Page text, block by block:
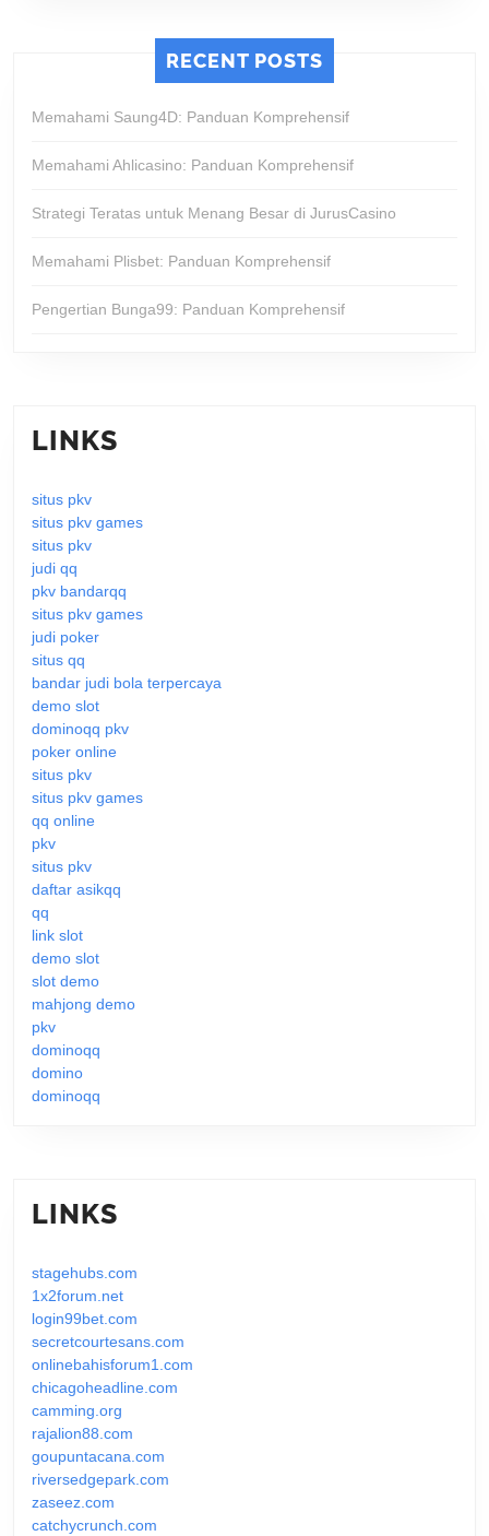
RECENT POSTS
Memahami Saung4D: Panduan Komprehensif
Memahami Ahlicasino: Panduan Komprehensif
Strategi Teratas untuk Menang Besar di JurusCasino
Memahami Plisbet: Panduan Komprehensif
Pengertian Bunga99: Panduan Komprehensif
LINKS
situs pkv
situs pkv games
situs pkv
judi qq
pkv bandarqq
situs pkv games
judi poker
situs qq
bandar judi bola terpercaya
demo slot
dominoqq pkv
poker online
situs pkv
situs pkv games
qq online
pkv
situs pkv
daftar asikqq
qq
link slot
demo slot
slot demo
mahjong demo
pkv
dominoqq
domino
dominoqq
LINKS
stagehubs.com
1x2forum.net
login99bet.com
secretcourtesans.com
onlinebahisforum1.com
chicagoheadline.com
camming.org
rajalion88.com
goupuntacana.com
riversedgepark.com
zaseez.com
catchycrunch.com